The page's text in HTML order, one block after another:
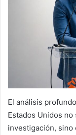
El análisis
Estados Unidos
investigación, sino